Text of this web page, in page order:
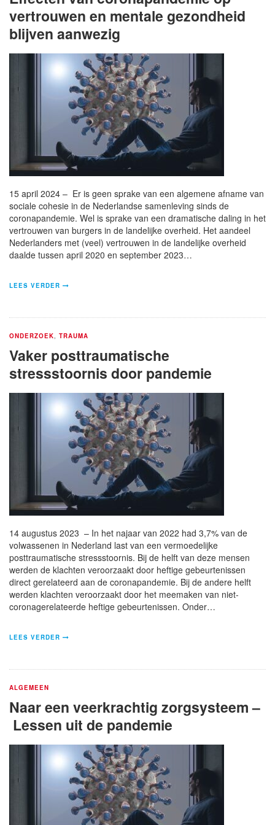
vertrouwen en mentale gezondheid
blijven aanwezig
15 april 2024 – Er is geen sprake van een algemene afname van
sociale cohesie in de Nederlandse samenleving sinds de
coronapandemie. Wel is sprake van een dramatische daling in het
vertrouwen van burgers in de landelijke overheid. Het aandeel
Nederlanders met (veel) vertrouwen in de landelijke overheid
daalde tussen april 2020 en september 2023…
LEES VERDER
ONDERZOEK TRAUMA
Vaker posttraumatische
stressstoornis door pandemie
14 augustus 2023 – In het najaar van 2022 had 3,7% van de
volwassenen in Nederland last van een vermoedelijke
posttraumatische stressstoornis. Bij de helft van deze mensen
werden de klachten veroorzaakt door heftige gebeurtenissen
direct gerelateerd aan de coronapandemie. Bij de andere helft
werden klachten veroorzaakt door het meemaken van niet-
coronagerelateerde heftige gebeurtenissen. Onder…
LEES VERDER
ALGEMEEN
Naar een veerkrachtig zorgsysteem –
Lessen uit de pandemie